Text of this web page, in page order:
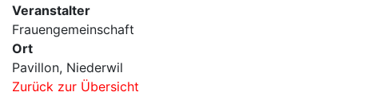
Veranstalter
Frauengemeinschaft
Ort
Pavillon, Niederwil
Zurück zur Übersicht